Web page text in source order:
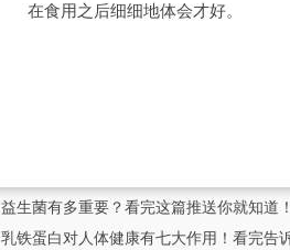
在食用之后细细地体会才好。
益生菌有多重要？看完这篇推送你就知道！
乳铁蛋白对人体健康有七大作用！看完告